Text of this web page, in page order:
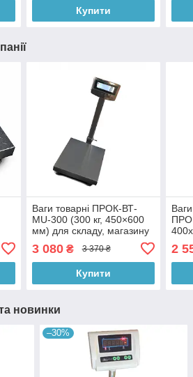
Купити
Ваги товарні ПРОК-ВТ-
MU-300 (300 кг, 450×600
мм) для складу, магазину
3 080₴ 3 370 ₴
Купити
2
новинки
–30%